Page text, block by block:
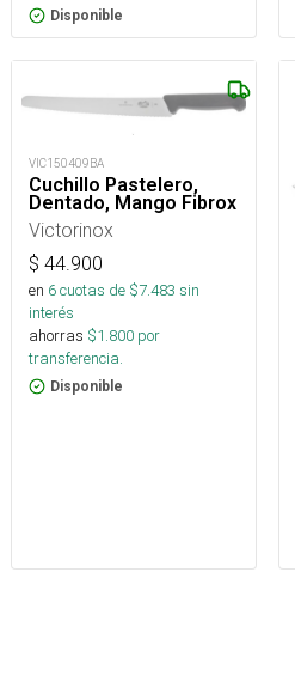
Disponible
VIC150409BA
Cuchillo Pastelero,
Dentado, Mango Fibrox
Victorinox
$ 44.900
en 6cuotas de $7.483 sin
interés
ahorras $1.800 por
transferencia.
Disponible